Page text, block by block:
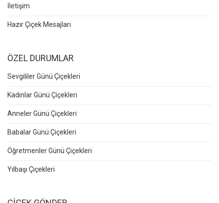
İletişim
Hazır Çiçek Mesajları
ÖZEL DURUMLAR
Sevgililer Günü Çiçekleri
Kadınlar Günü Çiçekleri
Anneler Günü Çiçekleri
Babalar Günü Çiçekleri
Öğretmenler Günü Çiçekleri
Yılbaşı Çiçekleri